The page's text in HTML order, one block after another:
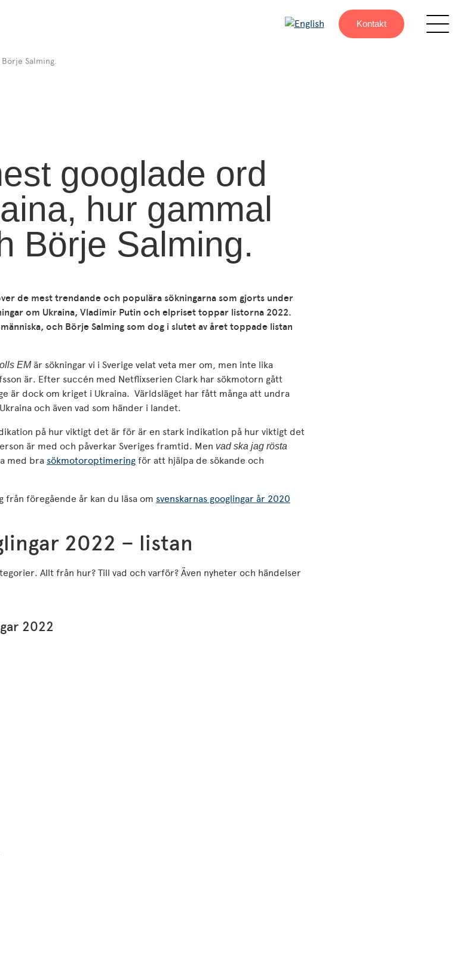
Kontakt
Salming.
googlade ord
hur gammal
Börje Salming.
de mest trendande och populära sökningarna som gjorts under
om Ukraina, Vladimir Putin och elpriset toppar listorna 2022.
och Börje Salming som dog i slutet av året toppade listan
EMär sökningar vi i Sverige velat veta mer om, men inte lika
är. Efter succén med Netflixserien Clark har sökmotorn gått
är dock om kriget i Ukraina. Världsläget har fått många att undra
och även vad som händer i landet.
på hur viktigt det är för är en stark indikation på hur viktigt det
är med och påverkar Sveriges framtid. Men vad ska jag rösta
med bra sökmotoroptimering för att hjälpa de sökande och
föregående år kan du läsa om svenskarnas googlingar år 2020
2022 – listan
Allt från hur? Till vad och varför? Även nyheter och händelser
2022